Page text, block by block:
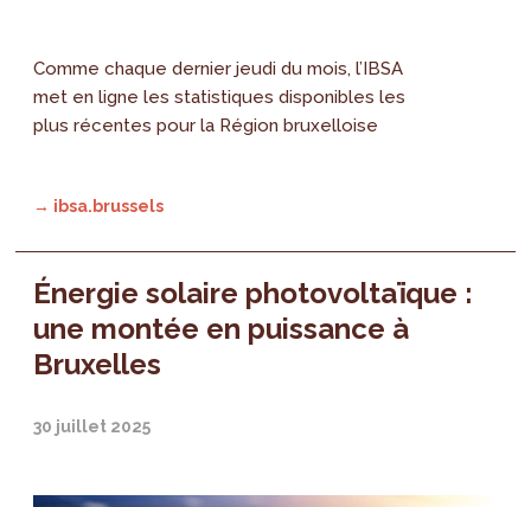
Comme chaque dernier jeudi du mois, l’IBSA
met en ligne les statistiques disponibles les
plus récentes pour la Région bruxelloise
→ ibsa.brussels
Énergie solaire photovoltaïque :
une montée en puissance à
Bruxelles
30 juillet 2025